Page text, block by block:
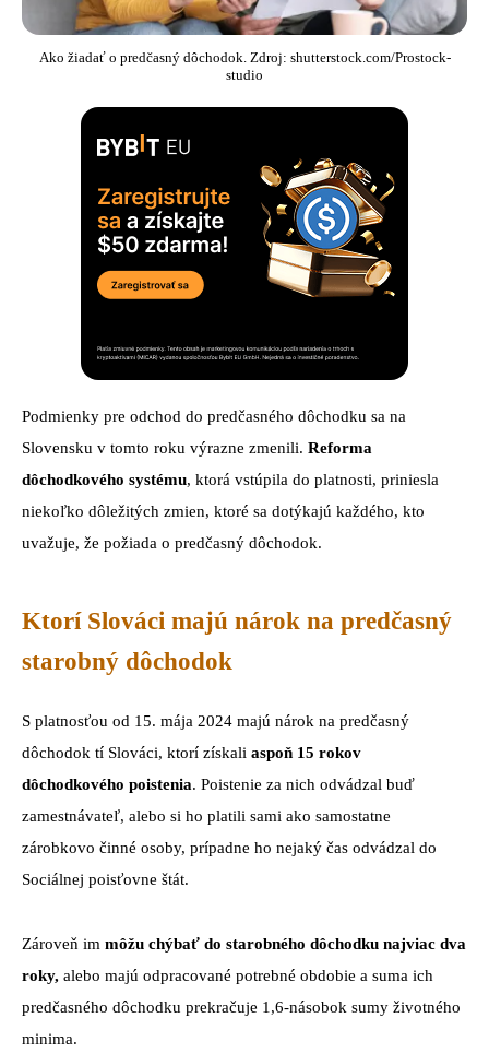
Ako žiadať o predčasný dôchodok. Zdroj: shutterstock.com/Prostock-
studio
Podmienky pre odchod do predčasného dôchodku sa na
Slovensku v tomto roku výrazne zmenili. Reforma
dôchodkového systému, ktorá vstúpila do platnosti, priniesla
niekoľko dôležitých zmien, ktoré sa dotýkajú každého, kto
uvažuje, že požiada o predčasný dôchodok.
Ktorí Slováci majú nárok na predčasný
starobný dôchodok
S platnosťou od 15. mája 2024 majú nárok na predčasný
dôchodok tí Slováci, ktorí získali aspoň 15 rokov
dôchodkového poistenia. Poistenie za nich odvádzal buď
zamestnávateľ, alebo si ho platili sami ako samostatne
zárobkovo činné osoby, prípadne ho nejaký čas odvádzal do
Sociálnej poisťovne štát.
Zároveň im môžu chýbať do starobného dôchodku najviac dva
roky, alebo majú odpracované potrebné obdobie a suma ich
predčasného dôchodku prekračuje 1,6-násobok sumy životného
minima.